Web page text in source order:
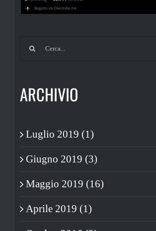
Cerca
ARCHIVIO
Luglio 2019 (1)
Giugno 2019 (3)
Maggio 2019 (16)
Aprile 2019 (1)